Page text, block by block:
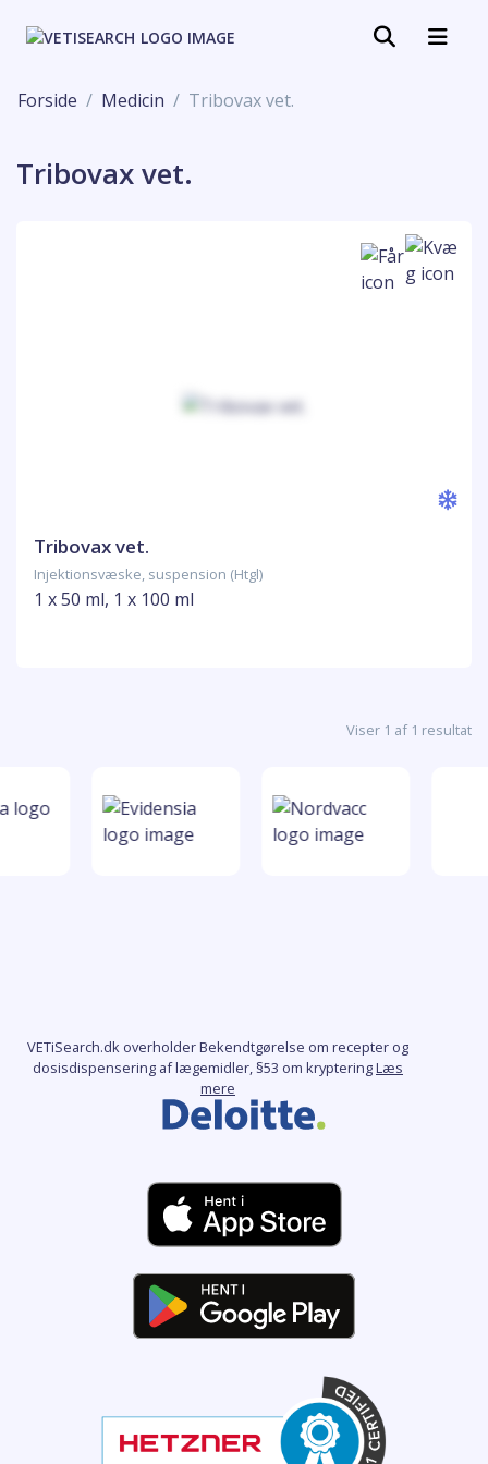
Forside Medicin Tribovax vet.
Tribovax vet.
Tribovax vet.
Injektionsvæske, suspension (Htgl)
1 x 50 ml, 1 x 100 ml
Viser 1 af 1 resultat
VETiSearch.dk overholder Bekendtgørelse om recepter og
dosisdispensering af lægemidler, §53 om krypteringLæs
mere